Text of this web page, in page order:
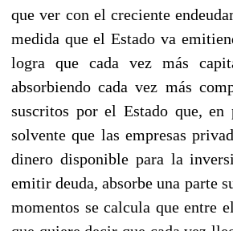
que ver con el creciente
medida que el Estado va
logra que cada vez más
absorbiendo cada vez más
suscritos por el Estado que, en
solvente que las empresas
dinero disponible para la
emitir deuda, absorbe una parte
momentos se calcula que entre